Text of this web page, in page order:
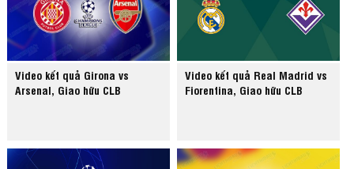
Video kết quả Girona vs
Arsenal, Giao hữu CLB
Video kết quả Real Madrid vs
Fiorentina, Giao hữu CLB